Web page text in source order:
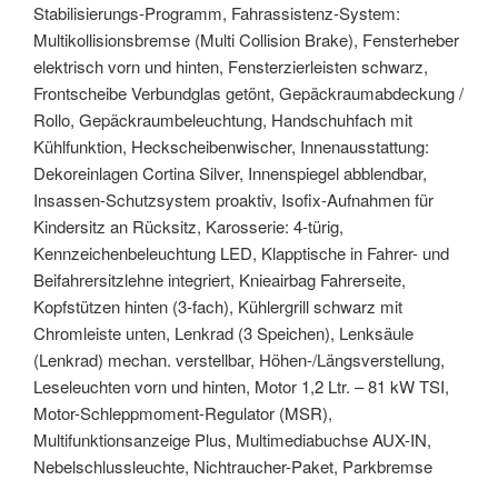
Stabilisierungs-Programm, Fahrassistenz-System:
Multikollisionsbremse (Multi Collision Brake), Fensterheber
elektrisch vorn und hinten, Fensterzierleisten schwarz,
Frontscheibe Verbundglas getönt, Gepäckraumabdeckung /
Rollo, Gepäckraumbeleuchtung, Handschuhfach mit
Kühlfunktion, Heckscheibenwischer, Innenausstattung:
Dekoreinlagen Cortina Silver, Innenspiegel abblendbar,
Insassen-Schutzsystem proaktiv, Isofix-Aufnahmen für
Kindersitz an Rücksitz, Karosserie: 4-türig,
Kennzeichenbeleuchtung LED, Klapptische in Fahrer- und
Beifahrersitzlehne integriert, Knieairbag Fahrerseite,
Kopfstützen hinten (3-fach), Kühlergrill schwarz mit
Chromleiste unten, Lenkrad (3 Speichen), Lenksäule
(Lenkrad) mechan. verstellbar, Höhen-/Längsverstellung,
Leseleuchten vorn und hinten, Motor 1,2 Ltr. – 81 kW TSI,
Motor-Schleppmoment-Regulator (MSR),
Multifunktionsanzeige Plus, Multimediabuchse AUX-IN,
Nebelschlussleuchte, Nichtraucher-Paket, Parkbremse